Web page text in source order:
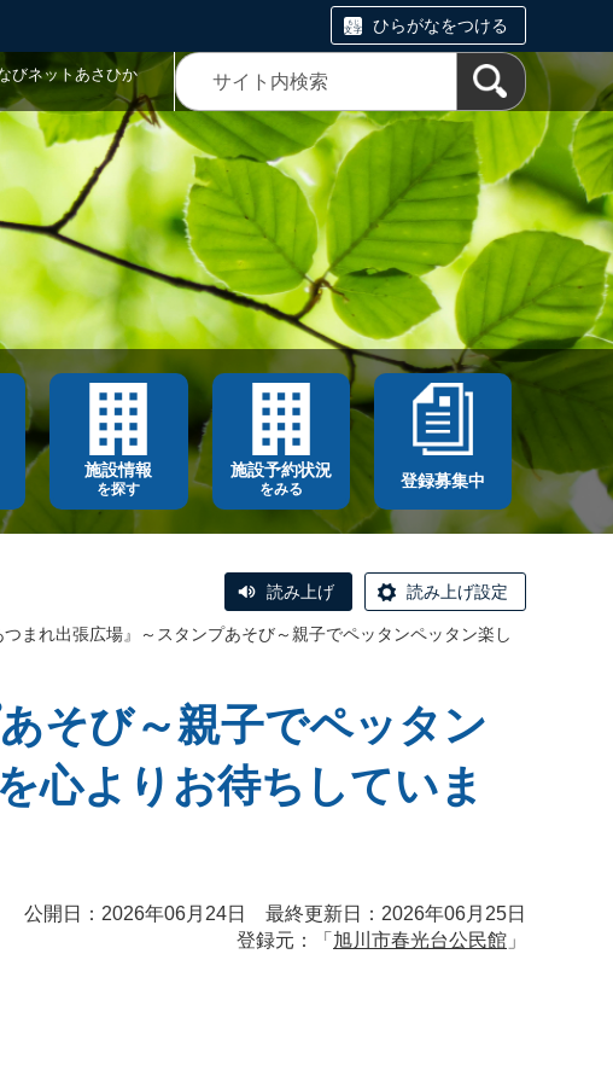
ひらがなをつける
びネットあさひか
施設情報
を探す
施設予約状況
をみる 登録募集中
読み上げ 読み上げ設定
まれ出張広場』～スタンプあそび～親子でペッタンペッタン楽し
そび～親子でペッタン
心よりお待ちしていま
公開日：2026年06月24日 最終更新日：2026年06月25日
登録元：「 旭川市春光台公民館 」